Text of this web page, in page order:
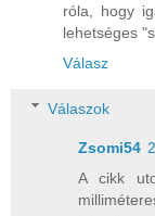
róla, hogy
lehetséges
Válasz
Válaszok
Zsomi54
A cikk